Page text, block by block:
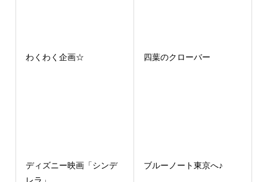
わくわく企画☆ 四葉のクローバー
ディズニー映画「シンデ
レラ」
ブルーノート東京へ♪